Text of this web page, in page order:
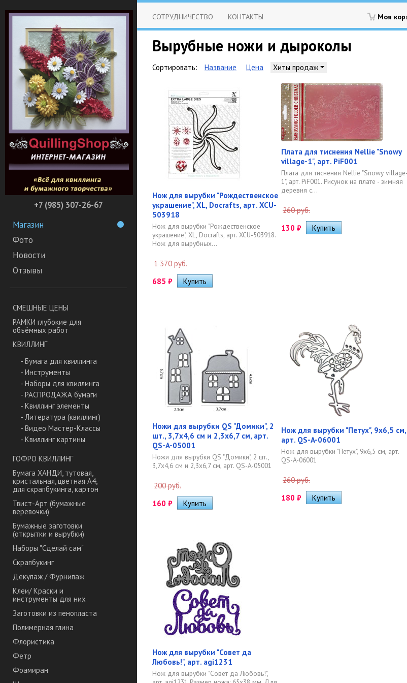
+7 (985) 307-26-67
Магазин
Фото
Новости
Отзывы
СМЕШНЫЕ ЦЕНЫ
РАМКИ глубокие для
объёмных работ
КВИЛЛИНГ
- Бумага для квиллинга
- Инструменты
- Наборы для квиллинга
- РАСПРОДАЖА бумаги
- Квиллинг элементы
- Литература (квиллинг)
- Видео Мастер-Классы
- Квиллинг картины
ГОФРО КВИЛЛИНГ
Бумага ХАНДИ, тутовая,
кристальная, цветная А4,
для скрапбукинга, картон
Твист-Арт (бумажные
веревочки)
Бумажные заготовки
(открытки и вырубки)
Наборы "Сделай сам"
Скрапбукинг
Декупаж / Фурнипаж
Клеи/ Краски и
инструменты для них
Заготовки из пенопласта
Полимерная глина
Флористика
Фетр
Фоамиран
Моя
СОТРУДНИЧЕСТВО КОНТАКТЫ
Вырубные ножи и дыроколы
Сортировать: Название Цена Хиты продаж
Нож для вырубки "Рождественское
украшение", XL, Docrafts, арт. XCU-
503918
Нож для вырубки "Рождественское
украшение", XL, Docrafts, арт. XCU-503918.
Нож для вырубных...
1 370 руб.
685 ₽
Плата для тиснения Nellie "Snowy
village-1", арт. PiF001
Плата для тиснения Nellie "Snowy village-
1", арт. PiF001. Рисунок на плате - зимняя
деревня с...
260 руб.
130 ₽
Ножи для вырубки QS "Домики", 2
шт., 3,7х4,6 см и 2,3х6,7 см, арт.
QS-A-05001
Ножи для вырубки QS "Домики", 2 шт.,
3,7х4,6 см и 2,3х6,7 см, арт. QS-A-05001
200 руб.
160 ₽
Нож для вырубки "Петух", 9х6,5 см,
арт. QS-A-06001
Нож для вырубки "Петух", 9х6,5 см, арт.
QS-A-06001
260 руб.
180 ₽
Нож для вырубки "Совет да
Любовь!", арт. agi1231
Нож для вырубки "Совет да Любовь!",